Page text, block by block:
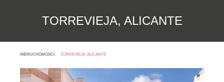
TORREVIEJA, ALICANTE
NIERUCHOMOŚCI TORREVIEJA, ALICANTE